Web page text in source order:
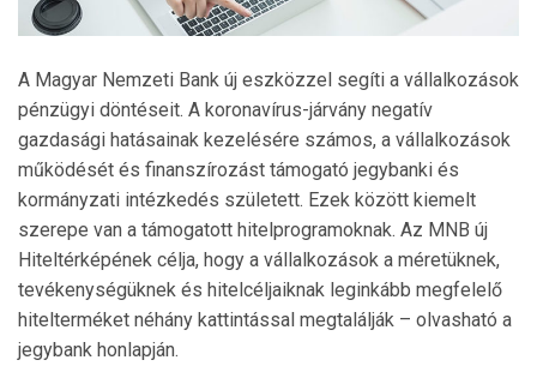
A Magyar Nemzeti Bank új eszközzel segíti a vállalkozások
pénzügyi döntéseit. A koronavírus-járvány negatív
gazdasági hatásainak kezelésére számos, a vállalkozások
működését és finanszírozást támogató jegybanki és
kormányzati intézkedés született. Ezek között kiemelt
szerepe van a támogatott hitelprogramoknak. Az MNB új
Hiteltérképének célja, hogy a vállalkozások a méretüknek,
tevékenységüknek és hitelcéljaiknak leginkább megfelelő
hitelterméket néhány kattintással megtalálják – olvasható a
jegybank honlapján.